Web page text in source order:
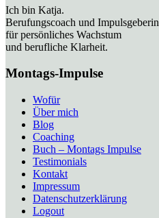
Ich bin Katja.
Berufungscoach und Impulsgeberin
für persönliches Wachstum
und berufliche Klarheit.
Montags-Impulse
Wofür
Über mich
Blog
Coaching
Buch – Montags Impulse
Testimonials
Kontakt
Impressum
Datenschutzerklärung
Logout